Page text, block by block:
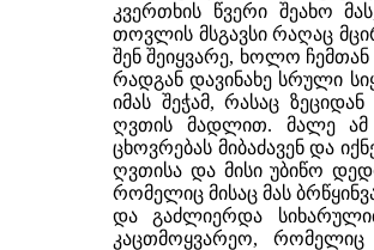
კვერთხის წვერი შეახო
თოვლის მსგავსი რაღაც
შენ შეიყვარე, ხოლო
რადგან დავინახე სრული
იმას შეჭამ, რასაც
ღვთის მადლით. მალე ამ
ცხოვრებას მიბაძავენ და
ღვთისა და მისი უბიწო
რომელიც მისაც მას
და გაძლიერდა
კაცთმოყვარეო, რომელიც